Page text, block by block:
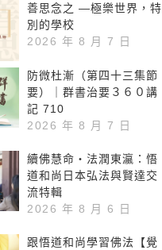
善思念之 —極樂世界，特
別的學校
2026 年 8 月 7 日
防微杜漸（第四十三集節
要）｜群書治要３６０講
記 710
2026 年 8 月 7 日
續佛慧命‧法潤東瀛：悟
道和尚日本弘法與賢達交
流特輯
2026 年 8 月 6 日
跟悟道和尚學習佛法【覺